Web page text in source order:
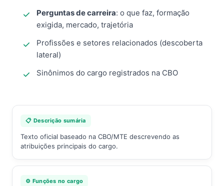
Perguntas de carreira: o que faz, formação
exigida, mercado, trajetória
Profissões e setores relacionados (descoberta
lateral)
Sinônimos do cargo registrados na CBO
📋 Descrição sumária
Texto oficial baseado na CBO/MTE descrevendo as
atribuições principais do cargo.
⚙️ Funções no cargo